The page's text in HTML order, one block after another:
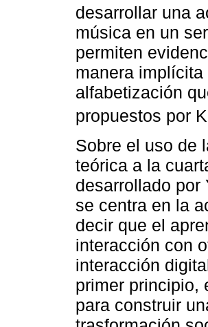
desarrollar una
música en un
permiten
manera
alfabetización
propuestos por
Sobre el uso de
teórica a la
desarrollado por
se centra en la
decir que el
interacción con
interacción
primer principio,
para construir